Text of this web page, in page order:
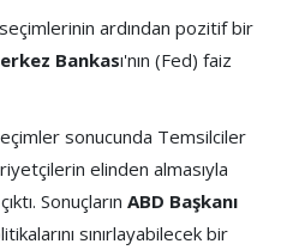
ardından pozitif bir
Bankası'nın (Fed) faiz
sonucunda Temsilciler
elinden almasıyla
Sonuçların ABD Başkanı
sınırlayabilecek bir